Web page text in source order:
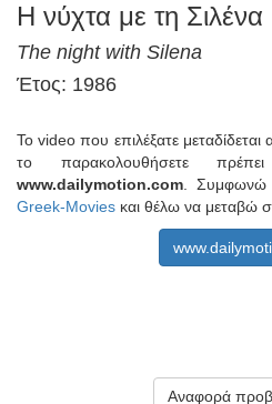
Η νύχτα με τη Σιλένα
The night with Silena
Έτος: 1986
Το video που επιλέξατε μεταδίδεται
το παρακολουθήσετε
www.dailymotion.com .
Greek-Movies και θέλω να μεταβώ
Αναφορά